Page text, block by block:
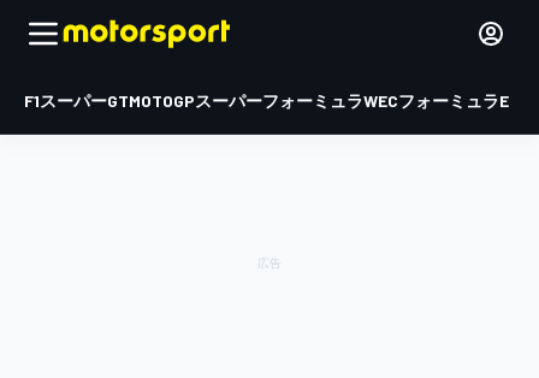
F1スーパーGTMOTOGPスーパーフォーミュラWECフォーミュラE